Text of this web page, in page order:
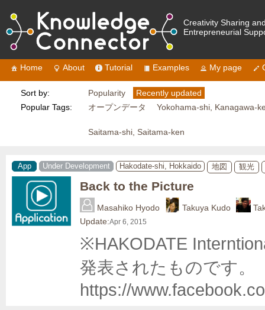
Creativity Sharing
Entrepreneurial
Home About Tutorial Examples My page
Sort by: Popularity
Recently updated
Popular Tags:
オープンデータ Yokohama-shi, Kanagawa-
Saitama-shi, Saitama-ken
App Under Development Hakodate-shi, Hokkaido 地図 観光
Back to the Picture
Masahiko Hyodo Takuya Kudo
Update:Apr 6, 2015
※HAKODATE
発表されたものです。
https://